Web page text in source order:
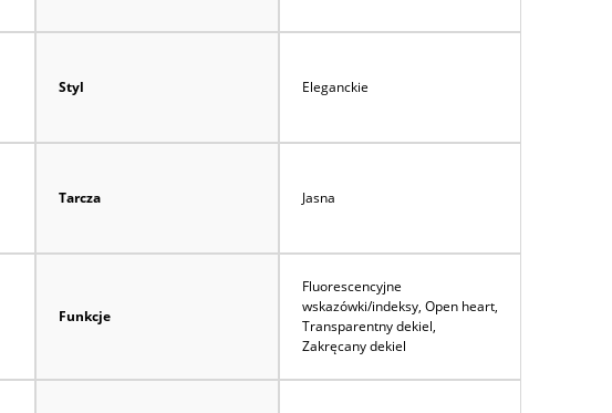
Styl Eleganckie
Tarcza Jasna
Funkcje
Fluorescencyjne
wskazówki/indeksy, Open heart,
Transparentny dekiel,
Zakręcany dekiel